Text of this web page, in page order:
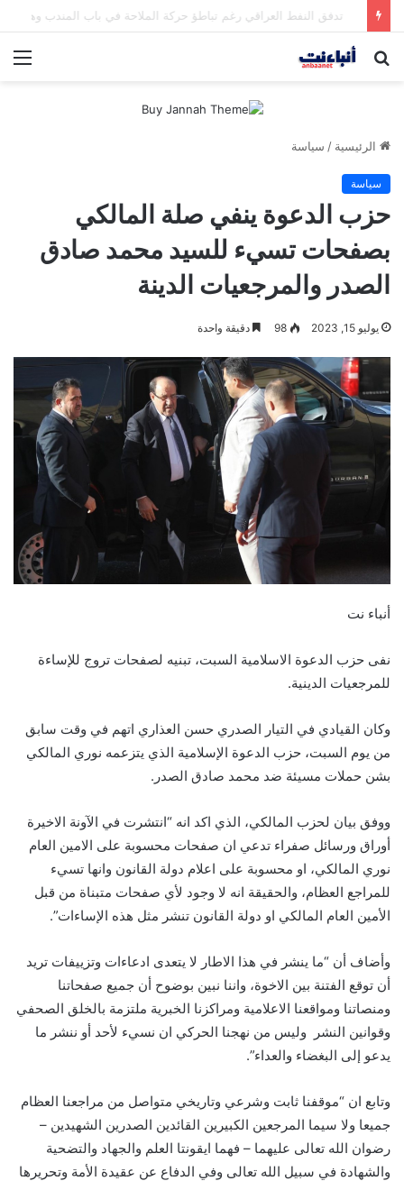
مقتل شخصين وإصابة 5 في إطلاق نار بمهرجان بمدينة سياتل الأميركية
بحث
الرئيسية / سياسة
سياسة
حزب الدعوة ينفي صلة المالكي
بصفحات تسيء للسيد محمد صادق
الصدر والمرجعيات الدينة
يوليو 15, 2023 98 دقيقة واحدة
أنباء نت
نفى حزب الدعوة الاسلامية السبت، تبنيه لصفحات تروج للإساءة
للمرجعيات الدينية.
وكان القيادي في التيار الصدري حسن العذاري اتهم في وقت سابق
من يوم السبت، حزب الدعوة الإسلامية الذي يتزعمه نوري المالكي
بشن حملات مسيئة ضد محمد صادق الصدر.
ووفق بيان لحزب المالكي، الذي اكد انه “انتشرت في الآونة الاخيرة
أوراق ورسائل صفراء تدعي ان صفحات محسوبة على الامين العام
نوري المالكي، او محسوبة على اعلام دولة القانون وانها تسيء
للمراجع العظام، والحقيقة انه لا وجود لأي صفحات متبناة من قبل
الأمين العام المالكي او دولة القانون تنشر مثل هذه الإساءات”.
وأضاف أن “ما ينشر في هذا الاطار لا يتعدى ادعاءات وتزييفات تريد
أن توقع الفتنة بين الاخوة، واننا نبين بوضوح أن جميع صفحاتنا
ومنصاتنا ومواقعنا الاعلامية ومراكزنا الخبرية ملتزمة بالخلق الصحفي
وقوانين النشر وليس من نهجنا الحركي ان نسيء لأحد أو ننشر ما
يدعو إلى البغضاء والعداء”.
وتابع ان “موقفنا ثابت وشرعي وتاريخي متواصل من مراجعنا العظام
جميعا ولا سيما المرجعين الكبيرين القائدين الصدرين الشهيدين –
رضوان الله تعالى عليهما – فهما ايقونتا العلم والجهاد والتضحية
والشهادة في سبيل الله تعالى وفي الدفاع عن عقيدة الأمة وتحريرها